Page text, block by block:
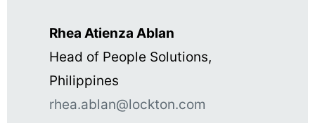
Rhea Atienza Ablan
Head of People Solutions,
Philippines
rhea.ablan@lockton.com